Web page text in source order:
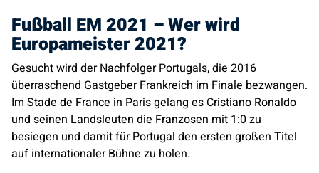
Fußball EM 2021 – Wer wird
Europameister 2021?
Gesucht wird der Nachfolger Portugals, die 2016
überraschend Gastgeber Frankreich im Finale bezwangen.
Im Stade de France in Paris gelang es Cristiano Ronaldo
und seinen Landsleuten die Franzosen mit 1:0 zu
besiegen und damit für Portugal den ersten großen Titel
auf internationaler Bühne zu holen.